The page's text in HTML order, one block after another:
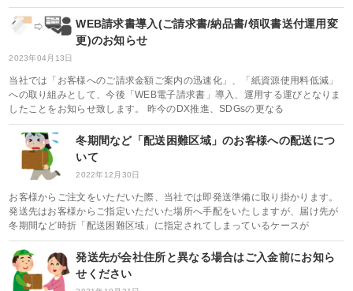
WEB請求書導入(ご請求書/納品書/領収書送付運用変
更)のお知らせ
2023年04月13日
当社では「お客様へのご請求金額ご案内の迅速化」、「紙資源使用料低減」
への取り組みとして、今後「WEB電子請求書」導入、運用する運びとなりま
したことをお知らせ致します。 昨今のDX推進、SDGsの更なる
冬期間など「配送困難区域」のお客様への配送につ
いて
2022年12月30日
お客様からご注文をいただいた際、当社では即発送準備に取り掛かります。
発送先はお客様からご指定いただいた場所へ手配をいたしますが、届け先が
冬期間など時折「配送困難区域」に指定されてしまっているケースが
発送先が会社住所と異なる場合はご入金前にお知ら
せください